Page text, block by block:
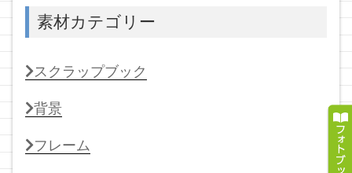
素材カテゴリー
スクラップブック
背景
フレーム